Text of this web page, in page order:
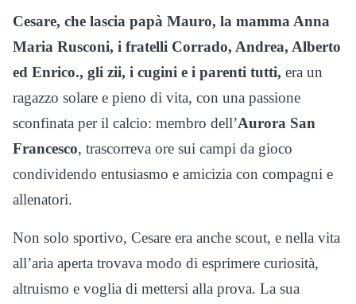
Cesare, che lascia papà Mauro, la mamma Anna
Maria Rusconi, i fratelli Corrado, Andrea, Alberto
ed Enrico., gli zii, i cugini e i parenti tutti, era un
ragazzo solare e pieno di vita, con una passione
sconfinata per il calcio: membro dell’Aurora San
Francesco, trascorreva ore sui campi da gioco
condividendo entusiasmo e amicizia con compagni e
allenatori.
Non solo sportivo, Cesare era anche scout, e nella vita
all’aria aperta trovava modo di esprimere curiosità,
altruismo e voglia di mettersi alla prova. La sua